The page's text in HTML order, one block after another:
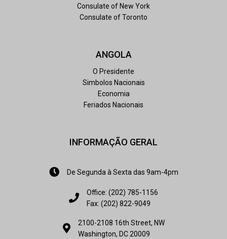
Consulate of New York
Consulate of Toronto
ANGOLA
O Presidente
Simbolos Nacionais
Economia
Feriados Nacionais
INFORMAÇÃO GERAL
De Segunda à Sexta das 9am-4pm
Office: (202) 785-1156
Fax: (202) 822-9049
2100-2108 16th Street, NW
Washington, DC 20009